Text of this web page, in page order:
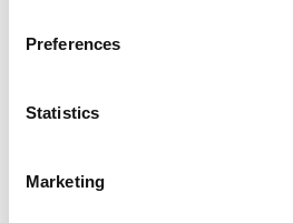
Preferences
Statistics
Marketing
geograficzne i meteorologiczne,
Więcej szczegółów na ten temat